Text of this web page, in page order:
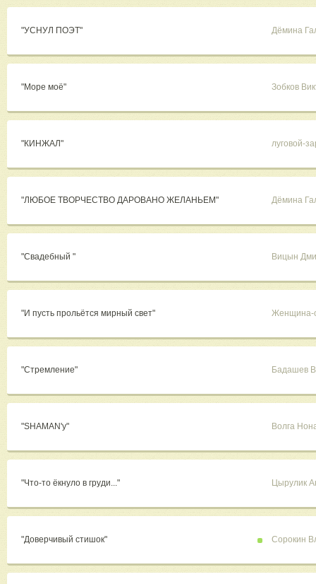
"УСНУЛ ПОЭТ" Дёмина
"Море моё" Зобков
"КИНЖАЛ" луговой-
"ЛЮБОЕ ТВОРЧЕСТВО ДАРОВАНО ЖЕЛАНЬЕМ" Дёмина
"Свадебный " Вицын
"И пусть прольётся мирный свет" Женщина-
"Стремление" Бадашев
"SHAMAN'у" Волга
"Что-то ёкнуло в груди..." Цырулик
"Доверчивый стишок" Сорокин